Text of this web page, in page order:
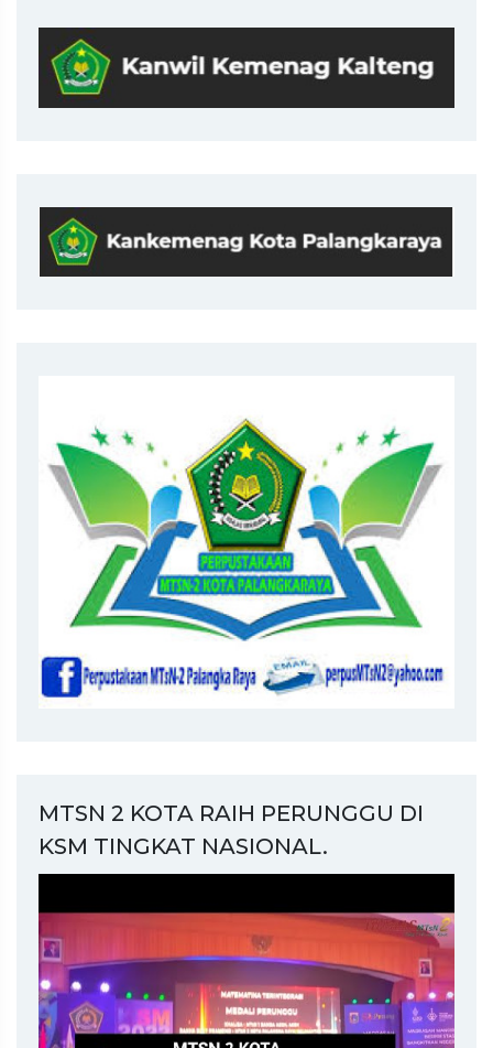
MTSN 2 KOTA RAIH PERUNGGU DI
KSM TINGKAT NASIONAL.